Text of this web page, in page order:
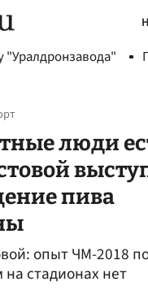
"Уралдронзавода"
люди
пива
опыт ЧМ-2018
стадионах нет